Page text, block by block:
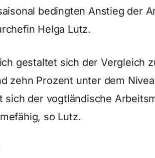
bedingten Anstieg der
Helga Lutz.
gestaltet sich der Vergleich
zehn Prozent unter dem
sich der vogtländische
so Lutz.